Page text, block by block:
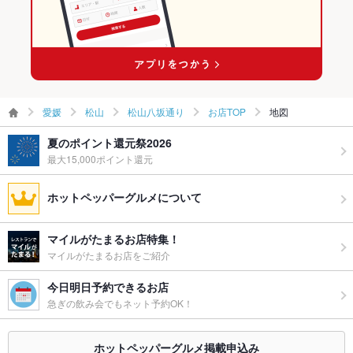
愛媛 松山 松山八坂通り お店TOP 地図
夏のポイント還元祭2026
最大15,000ポイント還元
ホットペッパーグルメについて
マイルがたまるお店特集！
マイルがたまるお店をご紹介
今日明日予約できるお店
急ぎの飲み会でもネット予約OK！
ホットペッパーグルメ掲載申込み